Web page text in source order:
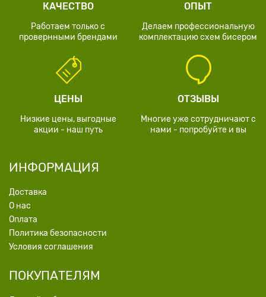
КАЧЕСТВО
Работаем только с
провернными брендами
ОПЫТ
Делаем профессиональную
комплектацию схем бисером
ЦЕНЫ
Низкие цены, выгодные
акции - наш путь
ОТЗЫВЫ
Многие уже сотрудничают с
нами - попробуйте и вы
ИНФОРМАЦИЯ
Доставка
О нас
Оплата
Политика безопасности
Условия соглашения
ПОКУПАТЕЛЯМ